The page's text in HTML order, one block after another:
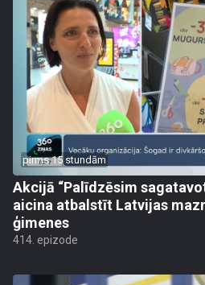
pirms 15 stundām
Akcijā “Palīdzēsim
aicina atbalstīt Latvijas
ģimenes
414. epizode